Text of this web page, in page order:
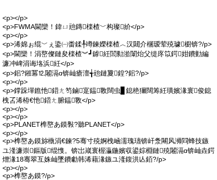
<p></p>
<p>FWMA閫欒！鍏ㄩ兘鏄檪楂﹀构璨紒</p>
<p></p>
<p>浠婂ぉ绲﹀ぇ鍌㈠畨鍒╀竴鍊嬫檪楂︿汉閮介棞瑷荤殑璩櫉锛?/p>
<p>閫欒！涓嶅儏鏈夋檪楂︾┛鎼紝閭勬湁闈炲父缇庝笖鍔姏鐨勭編
濂冲崥涓诲垎浜紝</p>
<p>鈻?鎺冪⒓闂滆ɑ锛屾瘡澶╅兘鏈夐鍠?鈻?/p>
<p></p>
<p>鐣跺墠鐎忚鍣ㄤ笉鏀寔鎾斁闊虫▊鎴栬獮闊筹紝璜嬪湪寰俊鎴
栧叾浠栫€忚鍣ㄤ腑鎾斁</p>
<p></p>
<p></p>
<p>PLANET榫嶅あ鏌斅?聽PLANET</p>
<p></p>
<p>榫嶅あ鏌旀槸涓€鍊?5骞寸殑婀栧崡濡瑰瓙锛屽洜闀风浉閰蜂技鏃
ユ湰濂崇鏂版绲愯。锛岀嵅寰楃灜鍦嬪収鍙婃棩鏈殑闂滆ɑ锛屾垚鍔
熷湪18骞翠互姝屾墜鐨勮韩浠藉湪鏃ユ湰鍑洪亾銆?/p>
<p></p>
<p>榫嶅あ鏌?/p>